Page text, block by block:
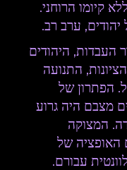
קיומו הרוחני.
ערב רב.
העבדות, היהודים
התנועה
הפתרון של
מצבם היה גרוע
המצוקה
האופציה של
עבורם.